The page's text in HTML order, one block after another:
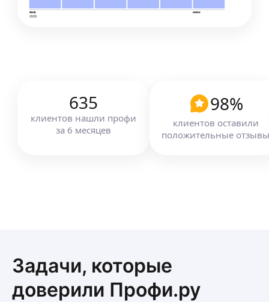
янв
2026
июн
635
клиентов нашли профи
за 6 месяцев
98%
клиентов оставили
положительные отзывы
Задачи, которые
доверили Профи.ру